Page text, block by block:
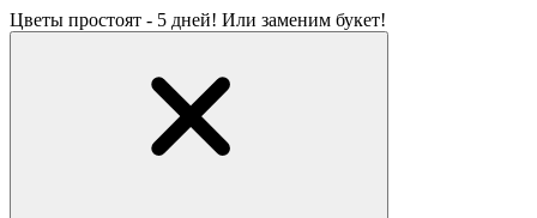
Цветы простоят - 5 дней! Или заменим букет!